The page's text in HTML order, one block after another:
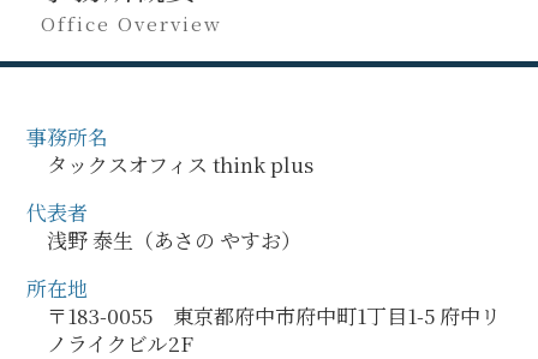
Office Overview
事務所名
タックスオフィス think plus
代表者
浅野 泰生（あさの やすお）
所在地
〒183-0055 東京都府中市府中町1丁目1-5 府中リ
ノライクビル2F